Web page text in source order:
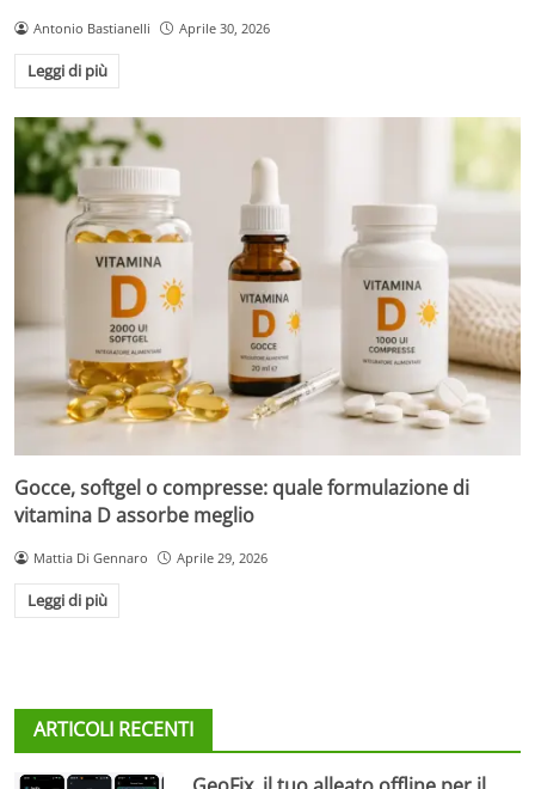
Antonio Bastianelli Aprile 30, 2026
Leggi di più
Gocce, softgel o compresse: quale formulazione di
vitamina D assorbe meglio
Mattia Di Gennaro Aprile 29, 2026
Leggi di più
ARTICOLI RECENTI